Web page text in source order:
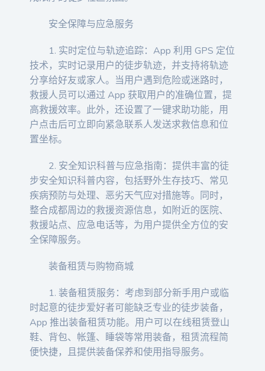
安全保障与应急服务
1. 实时定位与轨迹追踪：App 利用 GPS 定位
技术，实时记录用户的徒步轨迹，并支持将轨迹
分享给好友或家人。当用户遇到危险或迷路时，
救援人员可以通过 App 获取用户的准确位置，提
高救援效率。此外，还设置了一键求助功能，用
户点击后可立即向紧急联系人发送求救信息和位
置坐标。
2. 安全知识科普与应急指南：提供丰富的徒
步安全知识科普内容，包括野外生存技巧、常见
疾病预防与处理、恶劣天气应对措施等。同时，
整合成都周边的救援资源信息，如附近的医院、
救援站点、应急电话等，为用户提供全方位的安
全保障服务。
装备租赁与购物商城
1. 装备租赁服务：考虑到部分新手用户或临
时起意的徒步爱好者可能缺乏专业的徒步装备，
App 推出装备租赁功能。用户可以在线租赁登山
鞋、背包、帐篷、睡袋等常用装备，租赁流程简
便快捷，且提供装备保养和使用指导服务。